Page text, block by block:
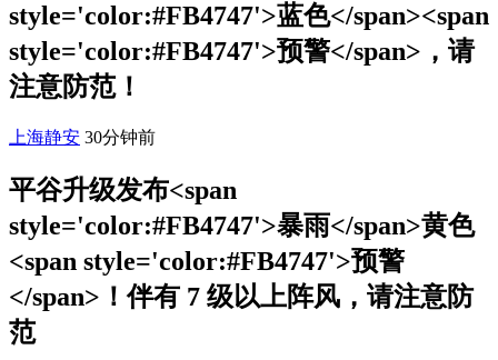
style='color:#FB4747'>蓝色</span><span
style='color:#FB4747'>预警</span>，请
注意防范！
上海静安 30分钟前
平谷升级发布<span
style='color:#FB4747'>暴雨</span>黄色
<span style='color:#FB4747'>预警
</span>！伴有 7 级以上阵风，请注意防
范